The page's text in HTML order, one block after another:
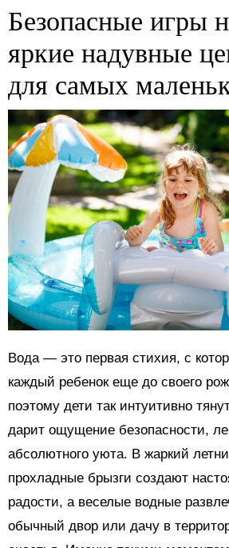
Безопасные игры
яркие надувные
для самых
Вода — это первая стихия, с
каждый ребенок еще до своего
поэтому дети так интуитивно
дарит ощущение безопасности,
абсолютного уюта. В жаркий
прохладные брызги создают
радости, а веселые водные
обычный двор или дачу в